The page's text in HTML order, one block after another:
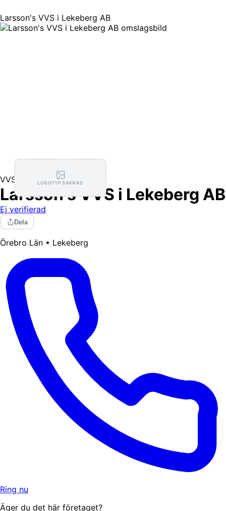
Larsson's VVS i Lekeberg AB
LOGOTYP SAKNAS
VVS
Larsson's VVS i Lekeberg AB
Ej verifierad
Dela
Örebro Län • Lekeberg
Ring nu
Äger du det här företaget?